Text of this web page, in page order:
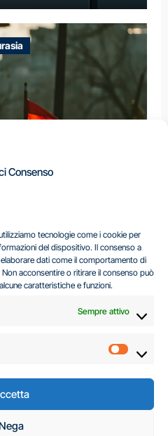
Consenso
tecnologie come i cookie per
del dispositivo. Il consenso a
dati come il comportamento di
acconsentire o ritirare il consenso può
caratteristiche e funzioni.
Sempre attivo
© Tutti i diritti riservati
– Centro